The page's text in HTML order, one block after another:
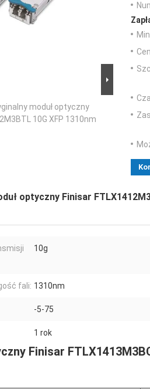
moduł optyczny
10G XFP 1310nm
optyczny Finisar
10g
fali: 1310nm
-5-75
1 rok
Finisar